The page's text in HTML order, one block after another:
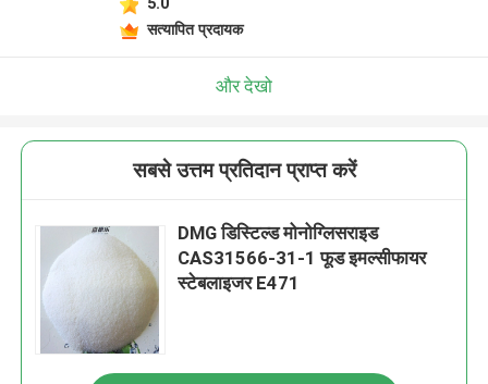
सत्यापित प्रदायक
और देखो
सबसे उत्तम प्रतिदान प्राप्त करें
DMG डिस्टिल्ड मोनोग्लिसराइड
CAS31566-31-1 फूड इमल्सीफायर
स्टेबलाइजर E471